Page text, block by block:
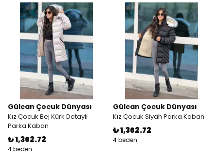
Gülcan Çocuk Dünyası
Kız Çocuk Bej Kürk Detaylı
Parka Kaban
₺ 1,362.72
4 beden
Gülcan Çocuk Dünyası
Kız Çocuk Siyah Parka Kaban
₺ 1,362.72
4 beden